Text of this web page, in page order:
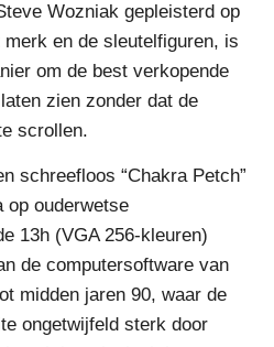
Wozniak gepleisterd op
en de sleutelfiguren, is
om de best verkopende
zien zonder dat de
scrollen.
schreefloos “Chakra Petch”
op ouderwetse
13h (VGA 256-kleuren)
de computersoftware van
midden jaren 90, waar de
ongetwijfeld sterk door